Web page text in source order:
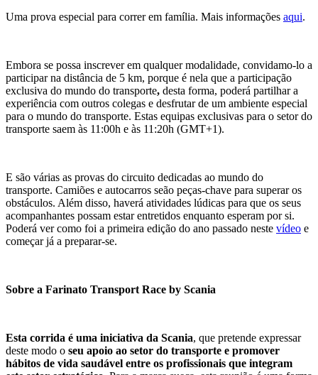
Uma prova especial para correr em família. Mais informações aqui.
Embora se possa inscrever em qualquer modalidade, convidamo-lo a
participar na distância de 5 km, porque é nela que a participação
exclusiva do mundo do transporte, desta forma, poderá partilhar a
experiência com outros colegas e desfrutar de um ambiente especial
para o mundo do transporte. Estas equipas exclusivas para o setor do
transporte saem às 11:00h e às 11:20h (GMT+1).
E são várias as provas do circuito dedicadas ao mundo do
transporte. Camiões e autocarros seão peças-chave para superar os
obstáculos. Além disso, haverá atividades lúdicas para que os seus
acompanhantes possam estar entretidos enquanto esperam por si.
Poderá ver como foi a primeira edição do ano passado neste vídeo e
começar já a preparar-se.
Sobre a Farinato Transport Race by Scania
Esta corrida é uma iniciativa da Scania, que pretende expressar
deste modo o seu apoio ao setor do transporte e promover
hábitos de vida saudável entre os profissionais que integram